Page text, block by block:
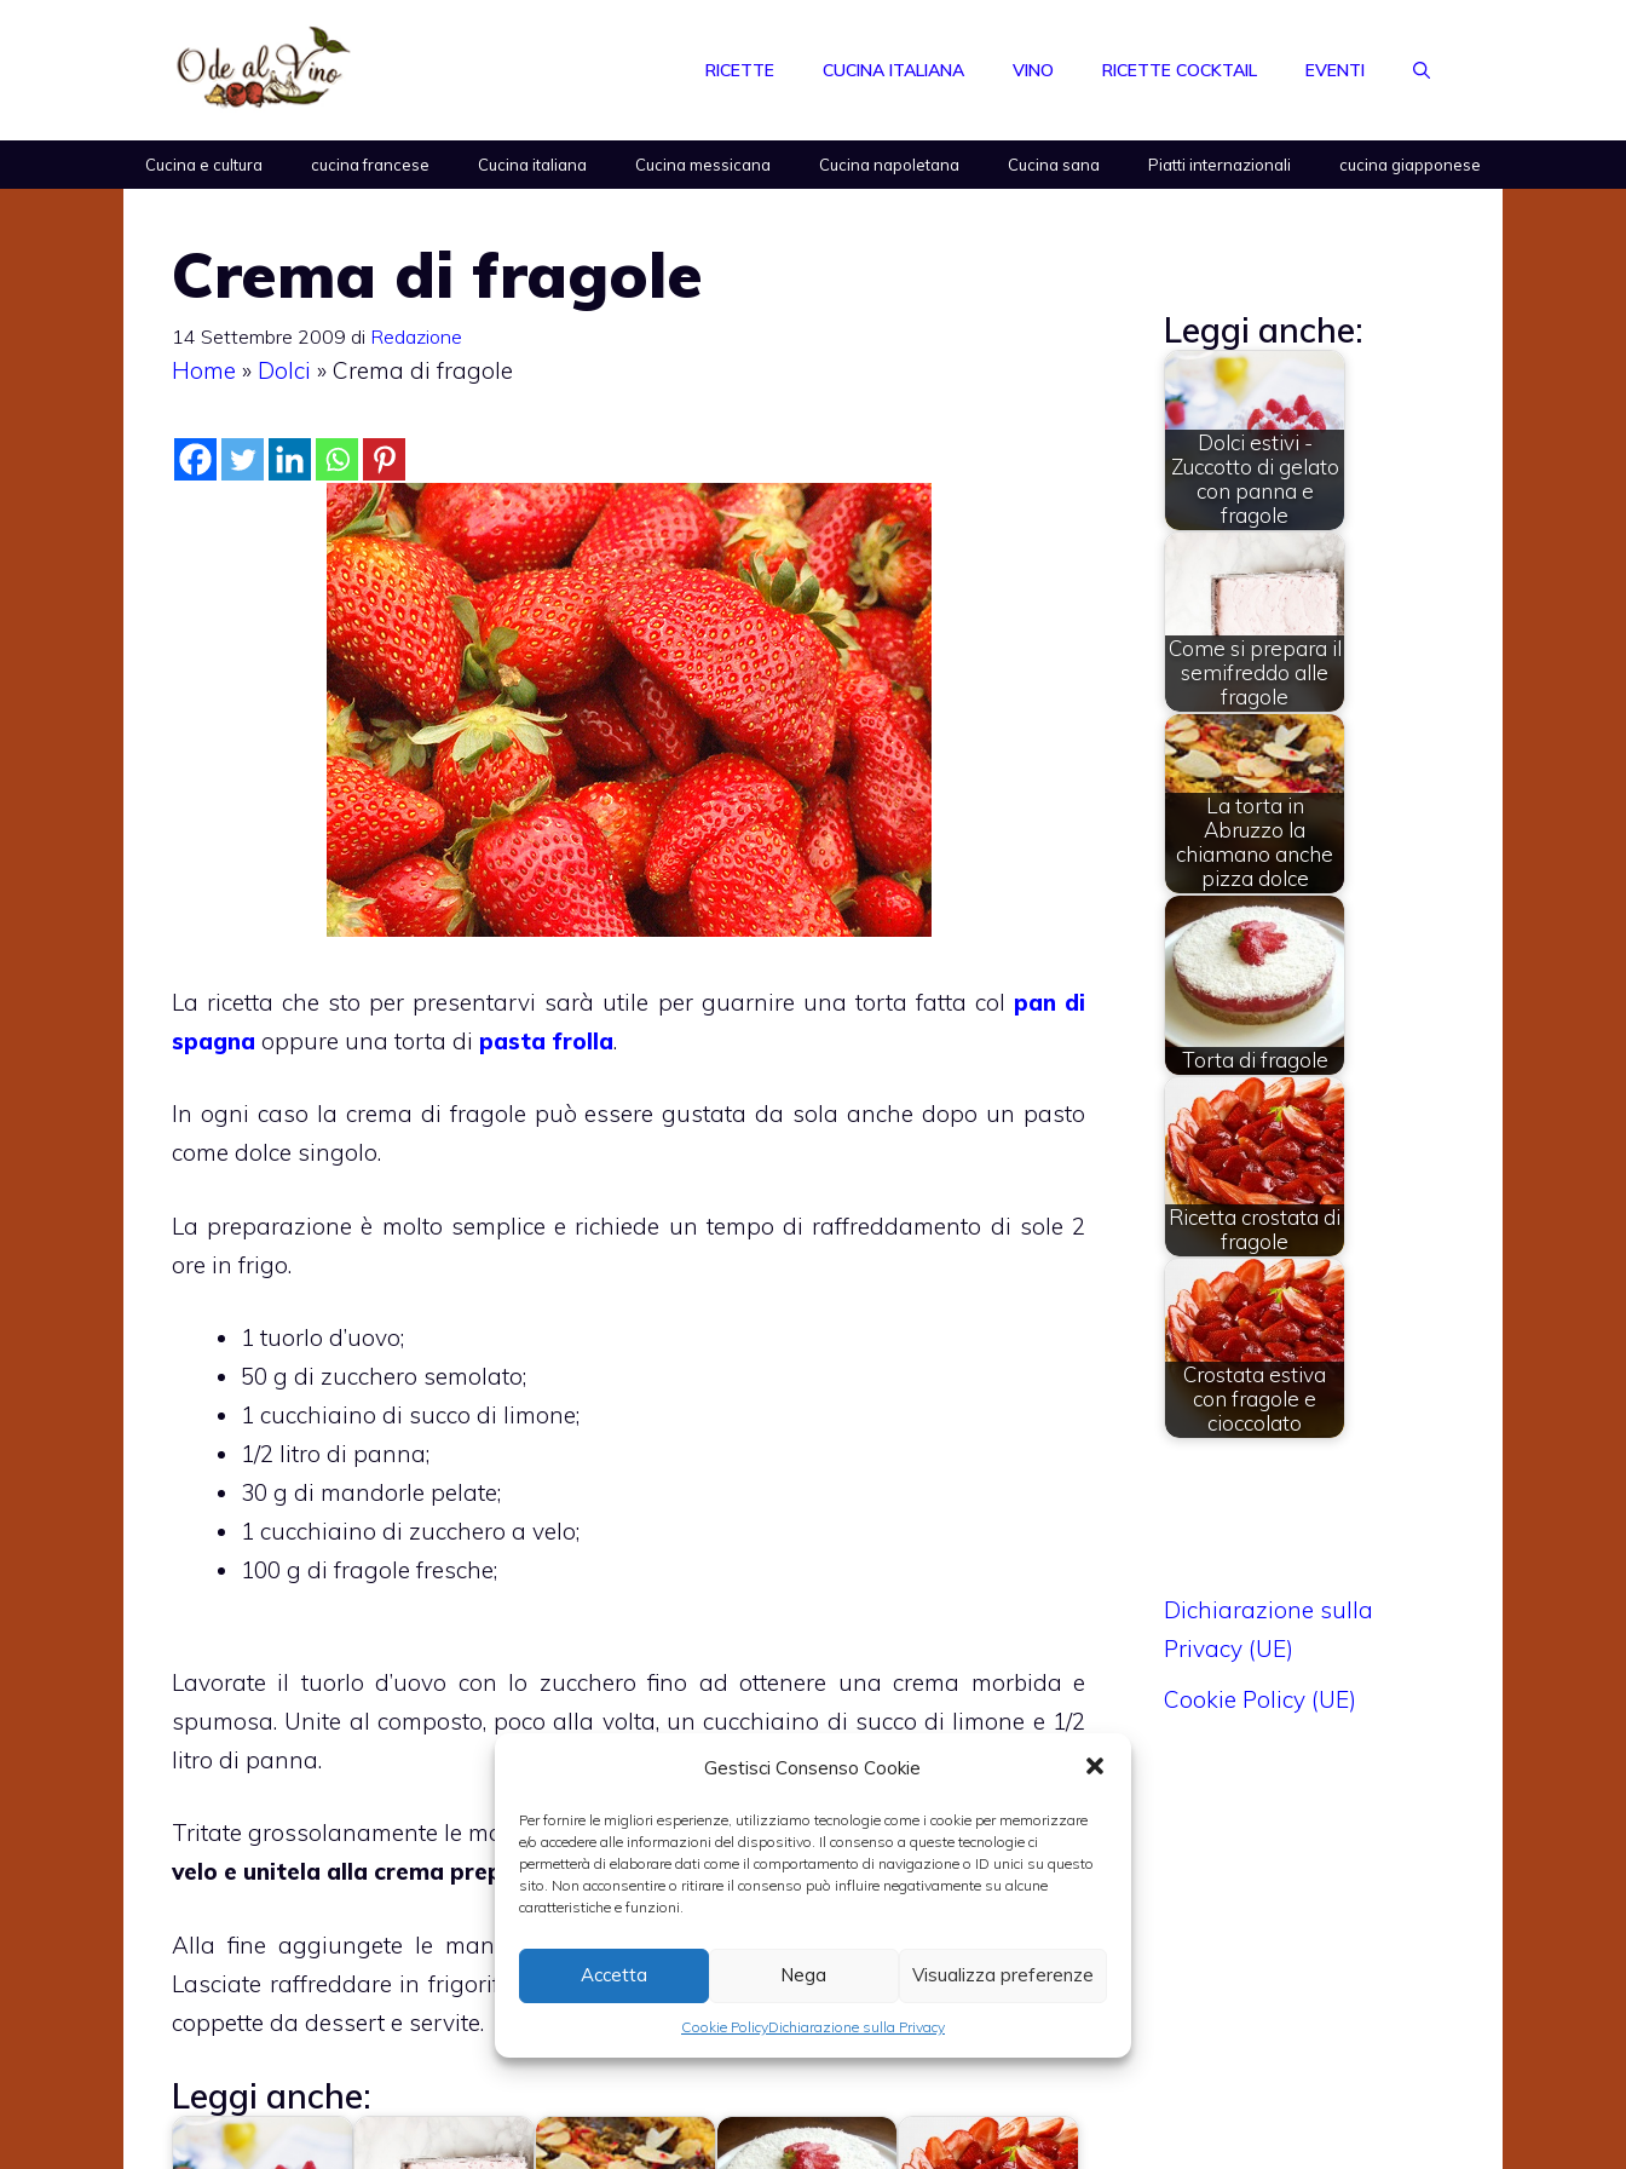
Gestisci Consenso Cookie
Per fornire le migliori esperienze, utilizziamo tecnologie come i cookie per memorizzare
e/o accedere alle informazioni del dispositivo. Il consenso a queste tecnologie ci
permetterà di elaborare dati come il comportamento di navigazione o ID unici su questo
sito. Non acconsentire o ritirare il consenso può influire negativamente su alcune
caratteristiche e funzioni.
Accetta Nega Visualizza preferenze
Cookie PolicyDichiarazione sulla Privacy
RICETTE CUCINA ITALIANA VINO RICETTE COCKTAIL EVENTI
Cucina e cultura cucina francese Cucina italiana Cucina messicana Cucina napoletana Cucina sana Piatti internazionali cucina giapponese
Crema di fragole
14 Settembre 2009 di Redazione
Home » Dolci » Crema di fragole
La ricetta che sto per presentarvi sarà utile per guarnire una torta fatta col pan di
spagna oppure una torta di pasta frolla.
In ogni caso la crema di fragole può essere gustata da sola anche dopo un pasto
come dolce singolo.
La preparazione è molto semplice e richiede un tempo di raffreddamento di sole 2
ore in frigo.
1 tuorlo d’uovo;
50 g di zucchero semolato;
1 cucchiaino di succo di limone;
1/2 litro di panna;
30 g di mandorle pelate;
1 cucchiaino di zucchero a velo;
100 g di fragole fresche;
Lavorate il tuorlo d’uovo con lo zucchero fino ad ottenere una crema morbida e
spumosa. Unite al composto, poco alla volta, un cucchiaino di succo di limone e 1/2
litro di panna.
Tritate grossolanamente le mandorle.Montate la panna restante con lo zucchero a
velo e unitela alla crema preparata in precedenza.
Alla fine aggiungete le mandorle tritate e le fragole pulite e tagliate a pezzetti.
Lasciate raffreddare in frigorifero per almeno due ore, suddividete il composto nelle
coppette da dessert e servite.
Leggi anche:
Leggi anche:
Dolci estivi -
Zuccotto di gelato
con panna e
fragole
Come si prepara il
semifreddo alle
fragole
La torta in
Abruzzo la
chiamano anche
pizza dolce
Torta di fragole
Ricetta crostata di
fragole
Crostata estiva
con fragole e
cioccolato
Dichiarazione sulla
Privacy (UE)
Cookie Policy (UE)